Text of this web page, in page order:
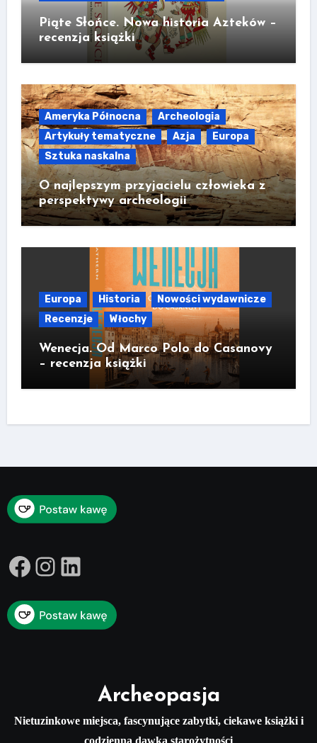
Piąte Słońce. Nowa historia Azteków –
recenzja książki
Ameryka Północna
Archeologia
Artykuły tematyczne
Azja
Europa
Sztuka naskalna
O najlepszym przyjacielu człowieka z
perspektywy archeologii
Europa Historia
Nowości wydawnicze
Recenzje
Włochy
Wenecja. Od Marco Polo do Casanovy
– recenzja książki
Facebook
Instagram
LinkedIn
Archeopasja
Nietuzinkowe miejsca, fascynujące zabytki, ciekawe książki i